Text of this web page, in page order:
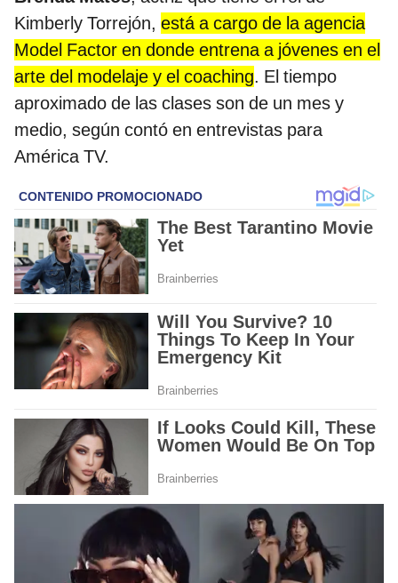
Kimberly Torrejón, está a cargo de la agencia
Model Factor en donde entrena a jóvenes en el
arte del modelaje y el coaching. El tiempo
aproximado de las clases son de un mes y
medio, según contó en entrevistas para
América TV.